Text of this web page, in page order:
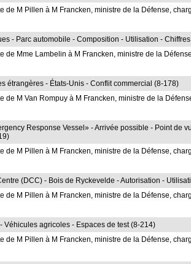
de M Pillen à M Francken, ministre de la Défense,
- Parc automobile - Composition - Utilisation -
de Mme Lambelin à M Francken, ministre de la
étrangères - États-Unis - Conflit commercial (8-178)
de M Van Rompuy à M Francken, ministre de la
Response Vessel» - Arrivée possible - Point de
de M Pillen à M Francken, ministre de la Défense,
(DCC) - Bois de Ryckevelde - Autorisation -
de M Pillen à M Francken, ministre de la Défense,
Véhicules agricoles - Espaces de test (8-214)
de M Pillen à M Francken, ministre de la Défense,